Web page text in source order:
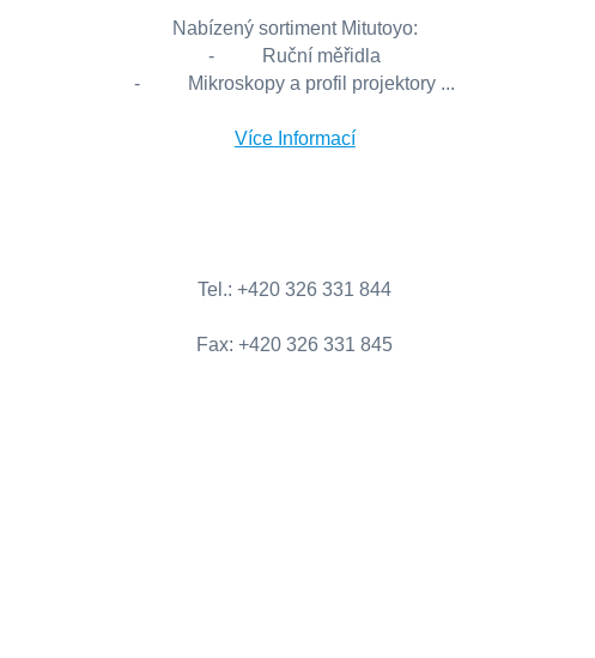
Nabízený sortiment Mitutoyo:
- Ruční měřidla
- Mikroskopy a profil projektory ...
Více Informací
Tel .:+420 326 331 844
Fax:+420 326 331 845